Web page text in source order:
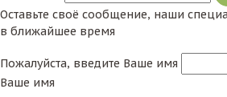
Оставьте своё сообщение, наши
в ближайшее время
Пожалуйста, введите Ваше имя
Ваше имя